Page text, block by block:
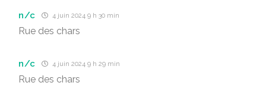
n/c 4 juin 2024 9 h 30 min
Rue des chars
n/c 4 juin 2024 9 h 29 min
Rue des chars